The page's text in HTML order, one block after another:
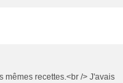
mêmes recettes.<br /> J'avais